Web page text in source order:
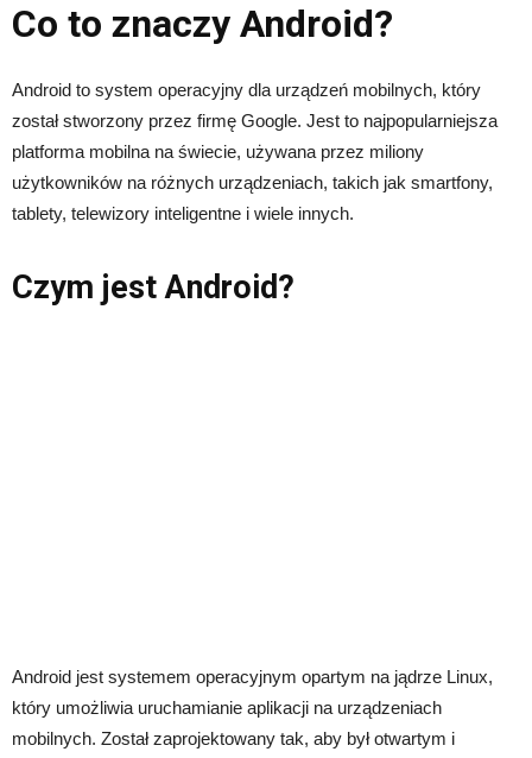
Co to znaczy Android?
Android to system operacyjny dla urządzeń mobilnych, który
został stworzony przez firmę Google. Jest to najpopularniejsza
platforma mobilna na świecie, używana przez miliony
użytkowników na różnych urządzeniach, takich jak smartfony,
tablety, telewizory inteligentne i wiele innych.
Czym jest Android?
Android jest systemem operacyjnym opartym na jądrze Linux,
który umożliwia uruchamianie aplikacji na urządzeniach
mobilnych. Został zaprojektowany tak, aby był otwartym i